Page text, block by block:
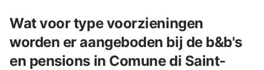
Wat voor type voorzieningen
worden er aangeboden bij de b&b's
en pensions in Comune di Saint-